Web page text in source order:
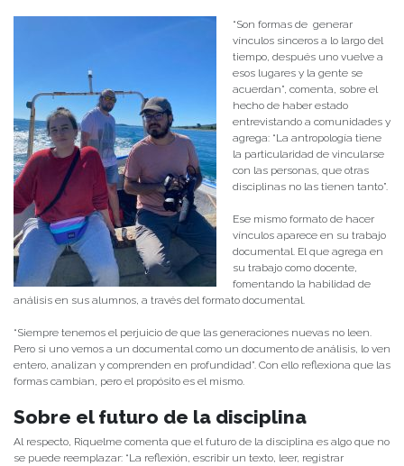
“Son formas de generar
vínculos sinceros a lo largo del
tiempo, después uno vuelve a
esos lugares y la gente se
acuerdan”, comenta, sobre el
hecho de haber estado
entrevistando a comunidades y
agrega: “La antropología tiene
la particularidad de vincularse
con las personas, que otras
disciplinas no las tienen tanto”.
Ese mismo formato de hacer
vínculos aparece en su trabajo
documental. El que agrega en
su trabajo como docente,
fomentando la habilidad de
análisis en sus alumnos, a través del formato documental.
“Siempre tenemos el perjuicio de que las generaciones nuevas no leen.
Pero si uno vemos a un documental como un documento de análisis, lo ven
entero, analizan y comprenden en profundidad”. Con ello reflexiona que las
formas cambian, pero el propósito es el mismo.
Sobre el futuro de la disciplina
Al respecto, Riquelme comenta que el futuro de la disciplina es algo que no
se puede reemplazar: “La reflexión, escribir un texto, leer, registrar